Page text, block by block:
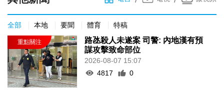
全部 本地 要聞 體育 特稿
路氹殺人未遂案 司警: 內地漢有預
謀攻擊致命部位
2026-08-07 15:07
4817
0